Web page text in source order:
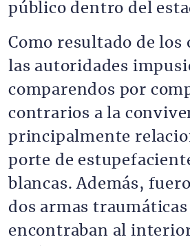
público dentro del
Como resultado de los
las autoridades
comparendos por
contrarios a la
principalmente
porte de
blancas. Además,
dos armas traumáticas
encontraban al